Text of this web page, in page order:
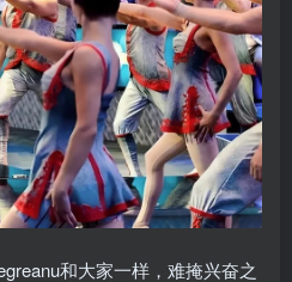
和大家一样，难掩兴奋之